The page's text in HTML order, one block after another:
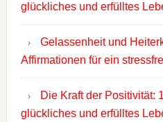
glückliches und erfülltes
Gelassenheit und
Affirmationen für ein
Die Kraft der Positivität:
glückliches und erfülltes